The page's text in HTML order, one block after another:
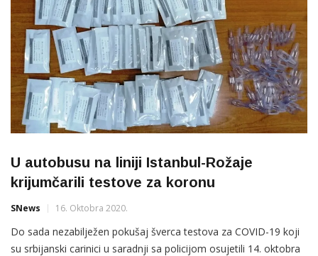
U autobusu na liniji Istanbul-Rožaje
krijumčarili testove za koronu
SNews 16. Oktobra 2020.
Do sada nezabilježen pokušaj šverca testova za COVID-19 koji
su srbijanski carinici u saradnji sa policijom osujetili 14. oktobra